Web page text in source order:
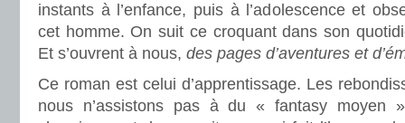
instants à l’enfance, puis à l’adolescence et
cet homme. On suit ce croquant dans son
Et s’ouvrent à nous, des pages d’aventures et
Ce roman est celui d’apprentissage. Les
nous n’assistons pas à du « fantasy moyen